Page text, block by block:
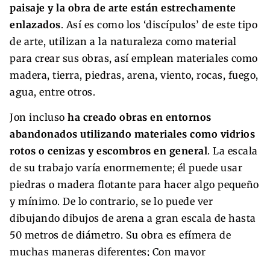
paisaje y la obra de arte están estrechamente
enlazados. Así es como los ‘discípulos’ de este tipo
de arte, utilizan a la naturaleza como material
para crear sus obras, así emplean materiales como
madera, tierra, piedras, arena, viento, rocas, fuego,
agua, entre otros.
Jon incluso ha creado obras en entornos
abandonados utilizando materiales como vidrios
rotos o cenizas y escombros en general. La escala
de su trabajo varía enormemente; él puede usar
piedras o madera flotante para hacer algo pequeño
y mínimo. De lo contrario, se lo puede ver
dibujando dibujos de arena a gran escala de hasta
50 metros de diámetro. Su obra es efímera de
muchas maneras diferentes; Con mayor